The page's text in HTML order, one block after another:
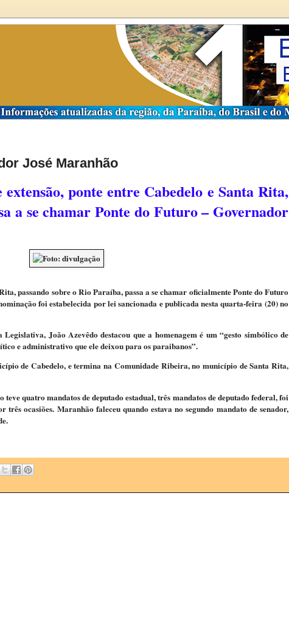
José Maranhão
ponte entre Cabedelo e Santa Rita,
a se chamar Ponte do Futuro – Governador
passando sobre o Rio Paraíba, passa a se chamar oficialmente Ponte do Futuro
foi estabelecida por lei sancionada e publicada nesta quarta-feira (20) no
João Azevêdo destacou que a homenagem é um “gesto simbólico de
e administrativo que ele deixou para os paraibanos”.
de Cabedelo, e termina na Comunidade Ribeira, no município de Santa Rita,
quatro mandatos de deputado estadual, três mandatos de deputado federal, foi
ocasiões. Maranhão faleceu quando estava no segundo mandato de senador,